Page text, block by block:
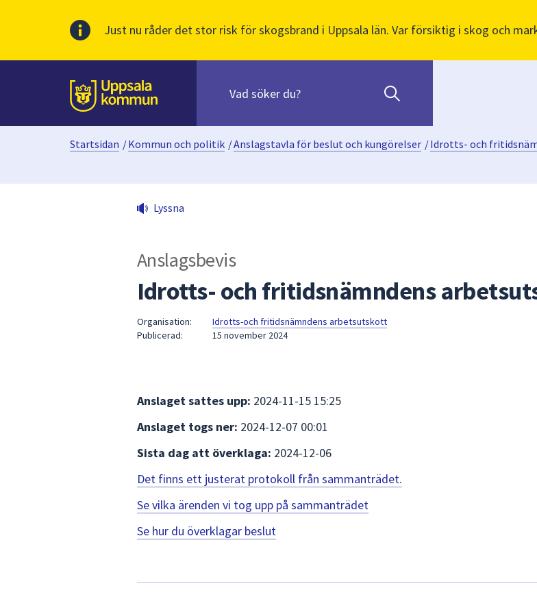
Just nu råder det stor risk för skogsbrand i Uppsala län. Var försiktig i skog och
Till sidans
huvudinnehåll
innehåll
När
sökförslag
presenteras
under
fältet.
att
mellan
sökförslagen
och
enter
att
välja
något
Startsidan /Kommun och politik /Anslagstavla för beslut och kungörelser /Idrotts- och
Lyssna
Anslagsbevis
Idrotts- och fritidsnämndens
Organisation:
Idrotts-och fritidsnämndens arbetsutskott
Publicerad:
15 november 2024
Anslaget sattes upp: 2024-11-15 15:25
Anslaget togs ner: 2024-12-07 00:01
Sista dag att överklaga: 2024-12-06
Det finns ett justerat protokoll från sammanträdet.
Se vilka ärenden vi tog upp på sammanträdet
Se hur du överklagar beslut